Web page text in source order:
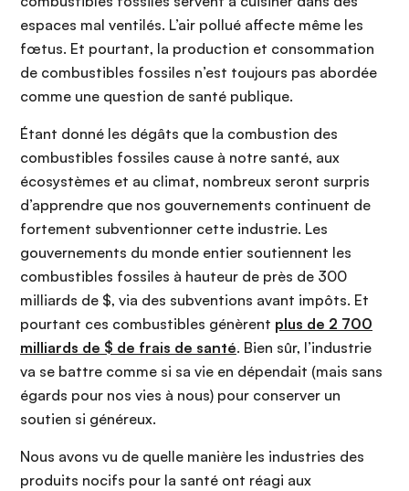
espaces mal ventilés. L’air pollué affecte même les
fœtus. Et pourtant, la production et consommation
de combustibles fossiles n’est toujours pas abordée
comme une question de santé publique.
Étant donné les dégâts que la combustion des
combustibles fossiles cause à notre santé, aux
écosystèmes et au climat, nombreux seront surpris
d’apprendre que nos gouvernements continuent de
fortement subventionner cette industrie. Les
gouvernements du monde entier soutiennent les
combustibles fossiles à hauteur de près de 300
milliards de $, via des subventions avant impôts. Et
pourtant ces combustibles génèrent plus de 2 700
milliards de $ de frais de santé. Bien sûr, l’industrie
va se battre comme si sa vie en dépendait (mais sans
égards pour nos vies à nous) pour conserver un
soutien si généreux.
Nous avons vu de quelle manière les industries des
produits nocifs pour la santé ont réagi aux